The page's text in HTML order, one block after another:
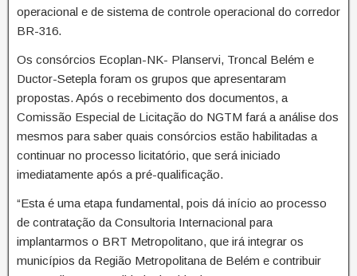
operacional e de sistema de controle operacional do corredor
BR-316.
Os consórcios Ecoplan-NK- Planservi, Troncal Belém e
Ductor-Setepla foram os grupos que apresentaram
propostas. Após o recebimento dos documentos, a
Comissão Especial de Licitação do NGTM fará a análise dos
mesmos para saber quais consórcios estão habilitadas a
continuar no processo licitatório, que será iniciado
imediatamente após a pré-qualificação.
“Esta é uma etapa fundamental, pois dá início ao processo
de contratação da Consultoria Internacional para
implantarmos o BRT Metropolitano, que irá integrar os
municípios da Região Metropolitana de Belém e contribuir